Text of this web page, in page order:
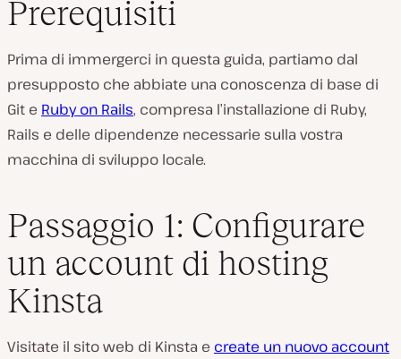
Prerequisiti
Prima di immergerci in questa guida, partiamo dal
presupposto che abbiate una conoscenza di base di
Git e Ruby on Rails, compresa l’installazione di Ruby,
Rails e delle dipendenze necessarie sulla vostra
macchina di sviluppo locale.
Passaggio 1: Configurare
un account di hosting
Kinsta
Visitate il sito web di Kinsta e create un nuovo account